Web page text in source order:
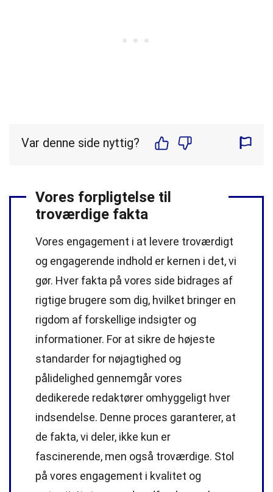
Var denne side nyttig?
Vores forpligtelse til
troværdige fakta
Vores engagement i at levere troværdigt
og engagerende indhold er kernen i det, vi
gør. Hver fakta på vores side bidrages af
rigtige brugere som dig, hvilket bringer en
rigdom af forskellige indsigter og
informationer. For at sikre de højeste
standarder for nøjagtighed og
pålidelighed gennemgår vores
dedikerede redaktører omhyggeligt hver
indsendelse. Denne proces garanterer, at
de fakta, vi deler, ikke kun er
fascinerende, men også troværdige. Stol
på vores engagement i kvalitet og